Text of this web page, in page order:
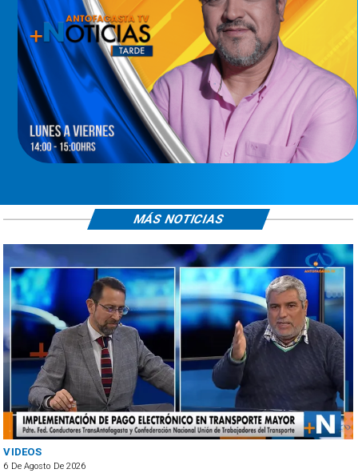
VIDEOS
6 De Agosto De 2026
MÁS NOTICIAS